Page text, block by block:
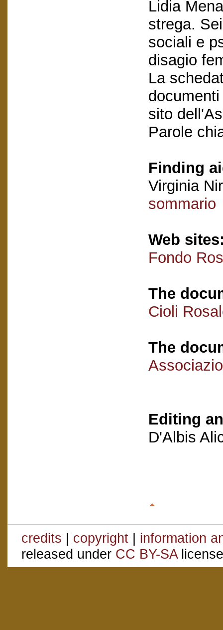
Lidia
strega.
sociali e
disagio
La
sito
Parole
Finding
Virginia
sommario
Web
Fondo
The
Cioli
The
Editing
D'Albis
credits | copyright | information
released under CC BY-SA